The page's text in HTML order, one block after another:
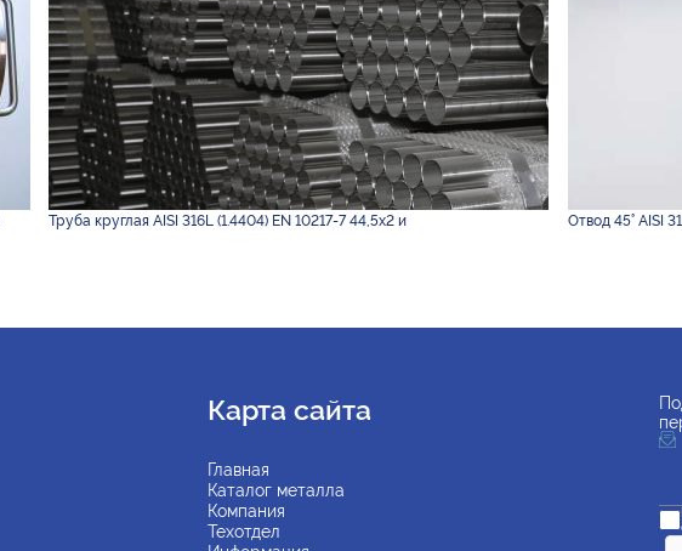
Труба круглая AISI 316L (1.4404) EN 10217-7 44,5х2 и Отвод 45° AISI
Карта сайта
Главная
Каталог металла
Компания
Техотдел